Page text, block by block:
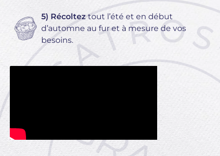
5) Récolteztout l’été et en début
d’automne au fur et à mesure de vos
besoins.